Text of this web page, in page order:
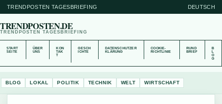
TRENDPOSTEN TAGESBRIEFING DEUTSCH
TRENDPOSTEN.DE
TRENDPOSTEN TAGESBRIEFING
START
SEITE
ÜBER
UNS
KON
TAK
T
GESCH
ICHTE
DATENSCHUTZER
KLÄRUNG
COOKIE-
RICHTLINIE
RUND
BRIEF
B
O
G
BLOG LOKAL POLITIK TECHNIK WELT WIRTSCHAFT